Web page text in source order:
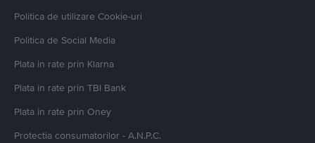
Politica de utilizare Cookie-uri
Politica de Social Media
Plata in rate prin Klarna
Plata in rate prin TBI Bank
Plata in rate prin Oney
Protectia consumatorilor - A.N.P.C.